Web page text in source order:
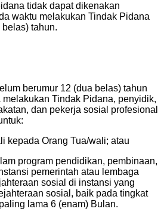
tidak dapat dikenakan
waktu melakukan Tindak Pidana
tahun.
berumur 12 (dua belas) tahun
Tindak Pidana, penyidik,
dan pekerja sosial profesional
kepada Orang Tua/wali; atau
program pendidikan, pembinaan,
pemerintah atau lembaga
sosial di instansi yang
sosial, baik pada tingkat
lama 6 (enam) Bulan.